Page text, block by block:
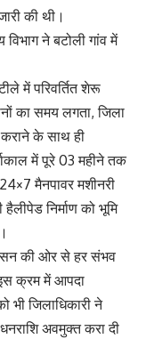
की थी।
विभाग ने बटोली गांव में
में परिवर्तित शेरू
का समय लगता, जिला
कराने के साथ ही
में पूरे 03 महीने तक
मैनपावर मशीनरी
निर्माण को भूमि
की ओर से हर संभव
क्रम में आपदा
भी जिलाधिकारी ने
अवमुक्त करा दी